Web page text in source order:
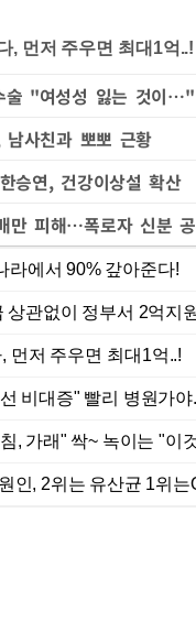
술 "여성성 잃는 것이…"
사친과 뽀뽀 근황
승연, 건강이상설 확산
만 피해…폭로자 신분